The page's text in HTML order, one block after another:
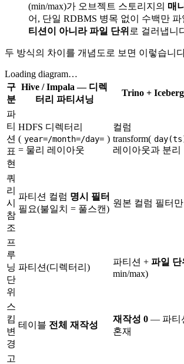
(min/max)가 오브젝트 스토리지의 매
어, 단일 RDBMS 병목 없이 수백만
티션이 아니라 파일 단위 로 걸러냅니
두 방식의 차이를 개념도로 보면 이렇습니
Loading diagram…
구
분
Hive / Impala — 디렉
터리 파티셔닝
Trino +
파
티
션
표
현
HDFS 디렉터리
( year=/month=/day= )
= 물리 레이아웃
컬럼
transform(
레이아웃과 분리
쿼
리
시
참
조
파티션 컬럼 명시 필터
필요(불일치 = 풀스캔)
원본 컬럼 필터
프
루
닝
단
위
파티션(디렉터리)
파티션 + 파일 단
min/max)
스
킴
변
경
테이블 전체 재작성
재작성 0 — 파티
혼재
고